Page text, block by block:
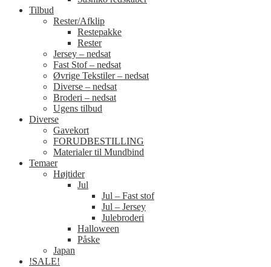
Tilbud
Rester/Afklip
Restepakke
Rester
Jersey – nedsat
Fast Stof – nedsat
Øvrige Tekstiler – nedsat
Diverse – nedsat
Broderi – nedsat
Ugens tilbud
Diverse
Gavekort
FORUDBESTILLING
Materialer til Mundbind
Temaer
Højtider
Jul
Jul – Fast stof
Jul – Jersey
Julebroderi
Halloween
Påske
Japan
!SALE!